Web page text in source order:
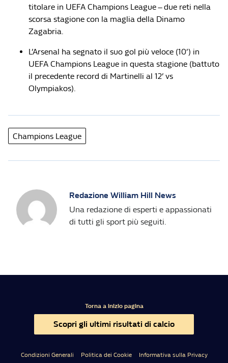
titolare in UEFA Champions League – due reti nella
scorsa stagione con la maglia della Dinamo
Zagabria.
L’Arsenal ha segnato il suo gol più veloce (10’) in
UEFA Champions League in questa stagione (battuto
il precedente record di Martinelli al 12’ vs
Olympiakos).
Champions League
Redazione William Hill News
Una redazione di esperti e appassionati
di tutti gli sport più seguiti.
Torna a inizio pagina
Scopri gli ultimi risultati di calcio
Condizioni Generali Politica dei Cookie Informativa sulla Privacy